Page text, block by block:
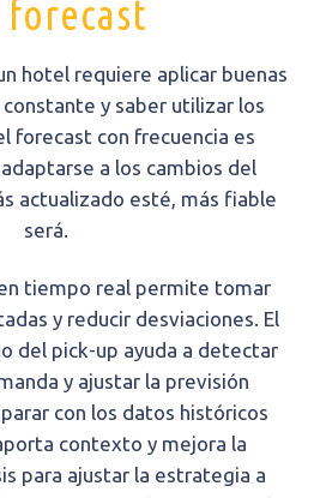
hotel requiere aplicar buenas
y saber utilizar los
forecast con frecuencia es
a los cambios del
actualizado esté, más fiable
será.
tiempo real permite tomar
y reducir desviaciones. El
del pick-up ayuda a detectar
y ajustar la previsión
con los datos históricos
contexto y mejora la
para ajustar la estrategia a